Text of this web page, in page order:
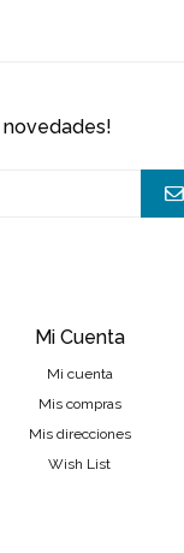
Mi Cuenta
Mi cuenta
Mis compras
Mis direcciones
Wish List
novedades!